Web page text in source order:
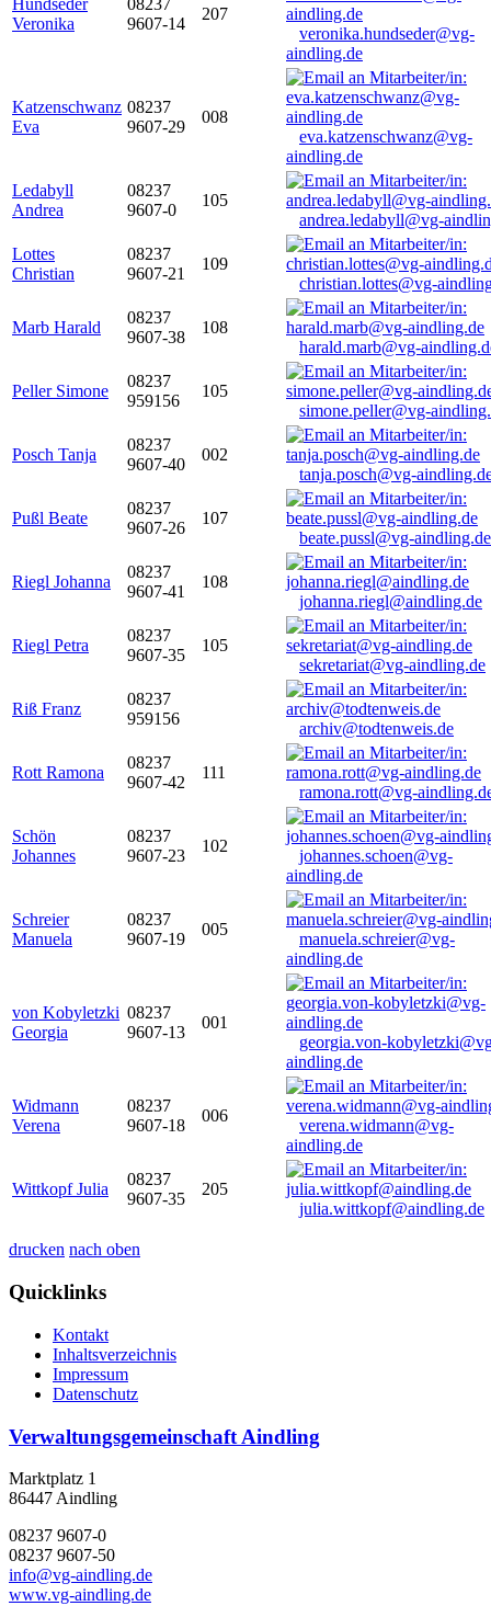
Hundseder
Veronika
08237
9607-14
207
veronika.hundseder@vg-
aindling.de
Katzenschwanz
Eva
08237
9607-29
008
eva.katzenschwanz@vg-
aindling.de
Ledabyll
Andrea
08237
9607-0
105
andrea.ledabyll@vg-
Lottes
Christian
08237
9607-21
109
christian.lottes@vg-
Marb Harald
08237
9607-38
108
harald.marb@vg-
Peller Simone
08237
959156
105
simone.peller@vg-
Posch Tanja
08237
9607-40
002
tanja.posch@vg-
Pußl Beate
08237
9607-26
107
beate.pussl@vg-aindling.de
Riegl Johanna
08237
9607-41
108
johanna.riegl@aindling.de
Riegl Petra
08237
9607-35
105
sekretariat@vg-aindling.de
Riß Franz
08237
959156
archiv@todtenweis.de
Rott Ramona
08237
9607-42
111
ramona.rott@vg-
Schön
Johannes
08237
9607-23
102
johannes.schoen@vg-
aindling.de
Schreier
Manuela
08237
9607-19
005
manuela.schreier@vg-
aindling.de
von Kobyletzki
Georgia
08237
9607-13
001
georgia.von-
aindling.de
Widmann
Verena
08237
9607-18
006
verena.widmann@vg-
aindling.de
Wittkopf Julia
08237
9607-35
205
julia.wittkopf@aindling.de
drucken nach oben
Quicklinks
Kontakt
Inhaltsverzeichnis
Impressum
Datenschutz
Verwaltungsgemeinschaft Aindling
Marktplatz 1
86447 Aindling
08237 9607-0
08237 9607-50
info@vg-aindling.de
www.vg-aindling.de